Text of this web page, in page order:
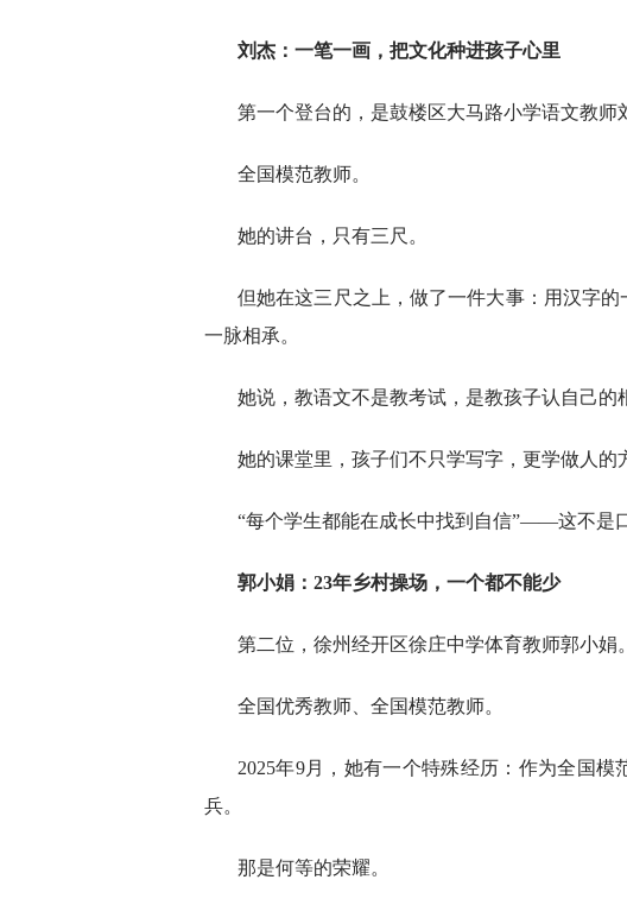
刘杰：一笔一画，把文化种进孩子心里
第一个登台的，是鼓楼区大马路小学语文教师
全国模范教师。
她的讲台，只有三尺。
但她在这三尺之上，做了一件大事：用汉字
一脉相承。
她说，教语文不是教考试，是教孩子认自己的
她的课堂里，孩子们不只学写字，更学做人的
“每个学生都能在成长中找到自信”——这不是
郭小娟：23年乡村操场，一个都不能少
第二位，徐州经开区徐庄中学体育教师郭小娟。
全国优秀教师、全国模范教师。
2025年9月，她有一个特殊经历：作为全国
兵。
那是何等的荣耀。